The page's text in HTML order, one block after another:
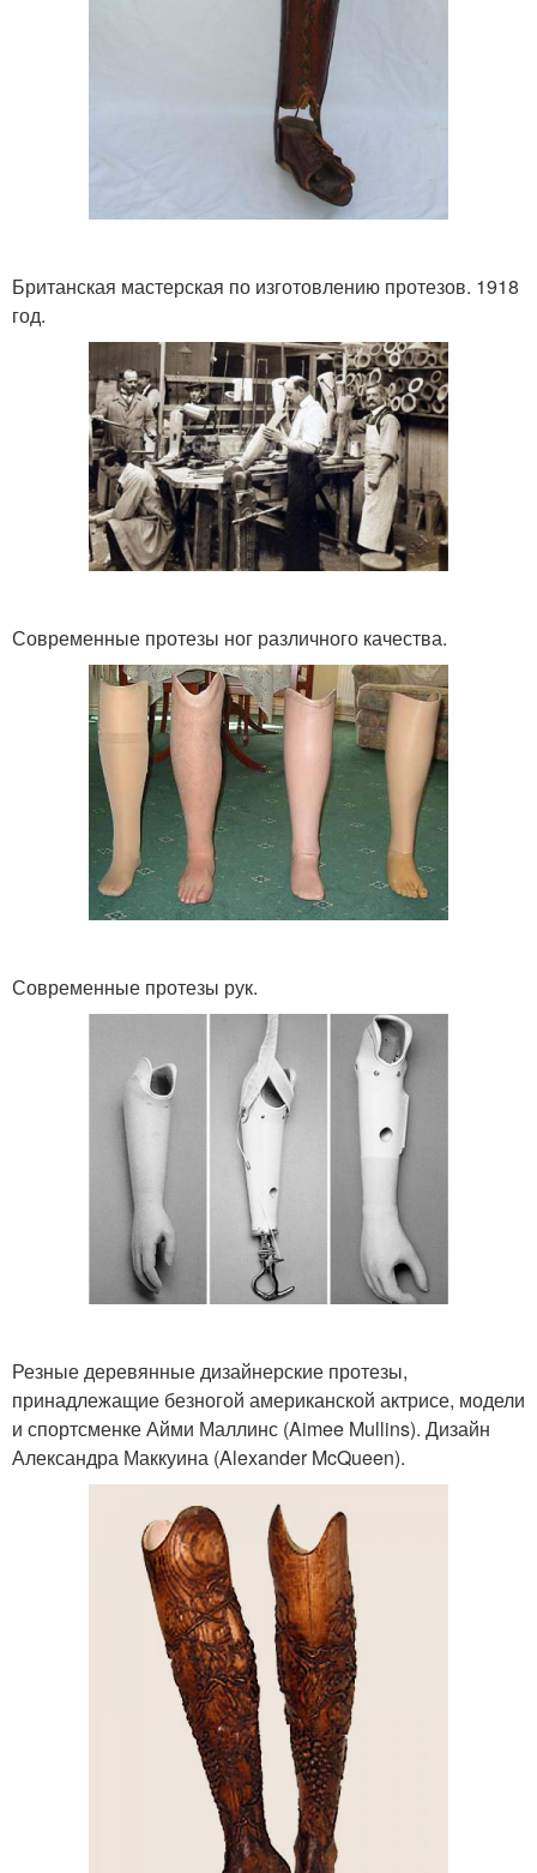
Британская мастерская по изготовлению протезов. 1918
год.
Современные протезы ног различного качества.
Современные протезы рук.
Резные деревянные дизайнерские протезы,
принадлежащие безногой американской актрисе, модели
и спортсменке Айми Маллинс (Aimee Mullins). Дизайн
Александра Маккуина (Alexander McQueen).